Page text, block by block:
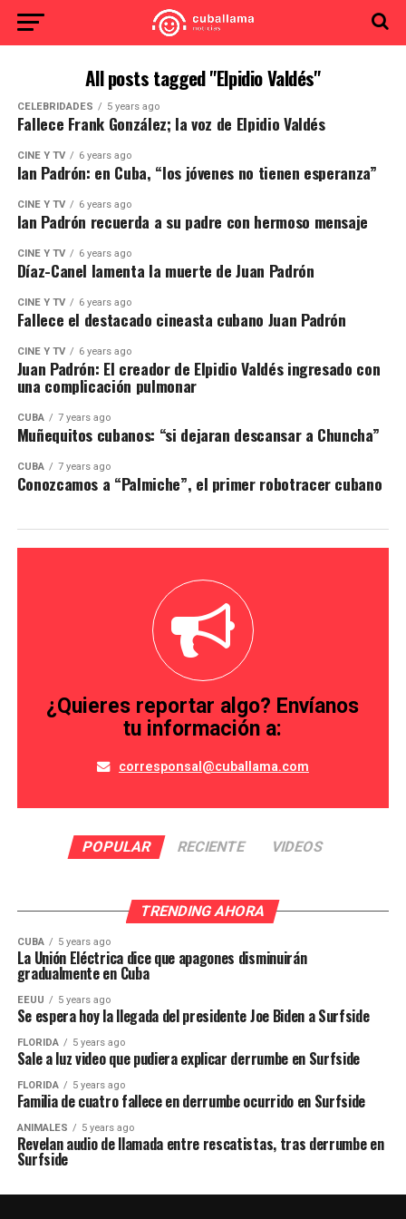
All posts tagged "Elpidio Valdés"
CELEBRIDADES 5 years ago
Fallece Frank González; la voz de Elpidio Valdés
CINE Y TV 6 years ago
Ian Padrón: en Cuba, “los jóvenes no tienen esperanza”
CINE Y TV 6 years ago
Ian Padrón recuerda a su padre con hermoso mensaje
CINE Y TV 6 years ago
Díaz-Canel lamenta la muerte de Juan Padrón
CINE Y TV 6 years ago
Fallece el destacado cineasta cubano Juan Padrón
CINE Y TV 6 years ago
Juan Padrón: El creador de Elpidio Valdés ingresado con
una complicación pulmonar
CUBA 7 years ago
Muñequitos cubanos: “si dejaran descansar a Chuncha”
CUBA 7 years ago
Conozcamos a “Palmiche”, el primer robotracer cubano
¿Quieres reportar algo? Envíanos
tu información a:
corresponsal@cuballama.com
POPULAR RECIENTE VIDEOS
TRENDING AHORA
CUBA 5 years ago
La Unión Eléctrica dice que apagones disminuirán
gradualmente en Cuba
EEUU 5 years ago
Se espera hoy la llegada del presidente Joe Biden a Surfside
FLORIDA 5 years ago
Sale a luz video que pudiera explicar derrumbe en Surfside
FLORIDA 5 years ago
Familia de cuatro fallece en derrumbe ocurrido en Surfside
ANIMALES 5 years ago
Revelan audio de llamada entre rescatistas, tras derrumbe en
Surfside